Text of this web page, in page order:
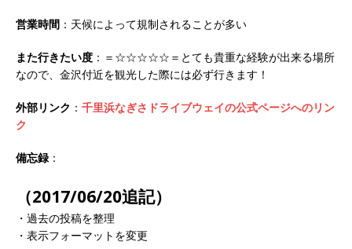
営業時間 ：天候によって規制されることが多い
また行きたい度 ：＝☆☆☆☆☆＝とても貴重な経験が出来る場所
なので、金沢付近を観光した際には必ず行きます！
外部リンク ： 千里浜なぎさドライブウェイの公式ページへのリン
ク
備忘録 ：
（2017/06/20追記）
・過去の投稿を整理
・表示フォーマットを変更